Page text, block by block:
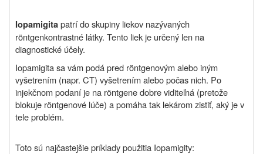
Iopamigitapatrí do skupiny liekov nazývaných
röntgenkontrastné látky. Tento liek je určený len na
diagnostické účely.
Iopamigita sa vám podá pred röntgenovým alebo iným
vyšetrením (napr. CT) vyšetrením alebo počas nich. Po
injekčnom podaní je na röntgene dobre viditeľná (pretože
blokuje röntgenové lúče) a pomáha tak lekárom zistiť, aký je v
tele problém.
Toto sú najčastejšie príklady použitia Iopamigity: